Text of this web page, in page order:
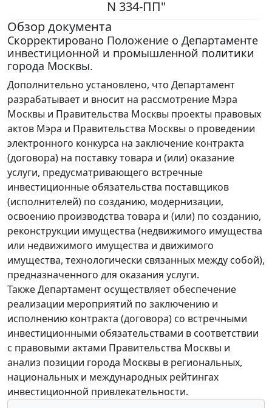
N 334-ПП"
Обзор документа
Скорректировано Положение о Департаменте
инвестиционной и промышленной политики
города Москвы.
Дополнительно установлено, что Департамент
разрабатывает и вносит на рассмотрение Мэра
Москвы и Правительства Москвы проекты правовых
актов Мэра и Правительства Москвы о проведении
электронного конкурса на заключение контракта
(договора) на поставку товара и (или) оказание
услуги, предусматривающего встречные
инвестиционные обязательства поставщиков
(исполнителей) по созданию, модернизации,
освоению производства товара и (или) по созданию,
реконструкции имущества (недвижимого имущества
или недвижимого имущества и движимого
имущества, технологически связанных между собой),
предназначенного для оказания услуги.
Также Департамент осуществляет обеспечение
реализации мероприятий по заключению и
исполнению контракта (договора) со встречными
инвестиционными обязательствами в соответствии
с правовыми актами Правительства Москвы и
анализ позиции города Москвы в региональных,
национальных и международных рейтингах
инвестиционной привлекательности.